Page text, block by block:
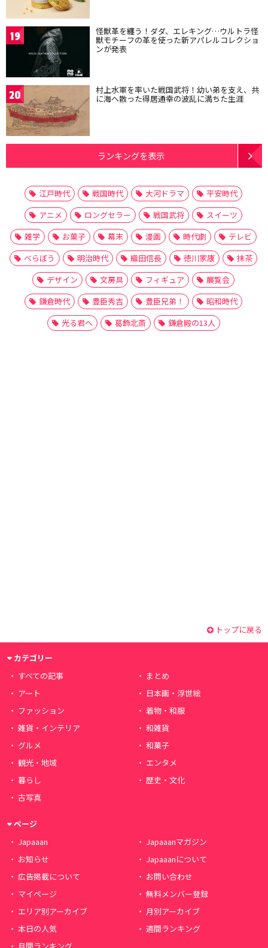
19 怪獣革を纏う！ダダ、エレキング…ウルトラ怪
獣モチーフの革を使った新アパレルコレクショ
ンが発表
20 村上水軍を率いた戦国武将！幼い弟を支え、共
に海へ散った得居通幸の波乱に満ちた生涯
ランキングを表示
江戸時代 戦国時代 大河ドラマ
平安時代
アニメ
ロングセラー 戦国武将
スイーツ
雑学
お菓子 幕末 漫画 時代劇
テレビ
べらぼう
明治時代 織田信長 徳川家康
抹茶
デザイン
文房具 フィギュア
展覧会
鎌倉時代
豊臣秀吉 豊臣兄弟！
昭和時代
光る君へ
葛飾北斎 鎌倉殿の13人
トップに戻る
カテゴリー
すべての記事
まとめ
アート
日本画・浮世絵
ファッション
着物・和服
雑貨・インテリア
和雑貨
グルメ
和菓子
観光・地域
エンタメ
暮らし
歴史・文化
古写真
ページ
Japaaan
Japaaanマガジン
お知らせ
Japaaanについて
広告掲載について
お問い合わせ
マイページ
無料メンバー登録
エリア別アーカイブ
月別アーカイブ
本日の人気
週間ランキング